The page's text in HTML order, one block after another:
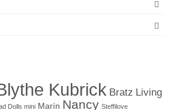
Kubrick Bratz Living
Dolls mini Marín Nancy Steffilove